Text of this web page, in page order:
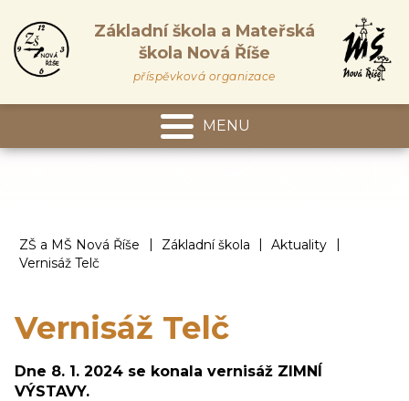
Základní škola a Mateřská
škola Nová Říše
příspěvková organizace
MENU
ZŠ a MŠ Nová Říše | Základní škola | Aktuality
|
Vernisáž Telč
Vernisáž Telč
Dne 8. 1. 2024 se konala vernisáž ZIMNÍ
VÝSTAVY.